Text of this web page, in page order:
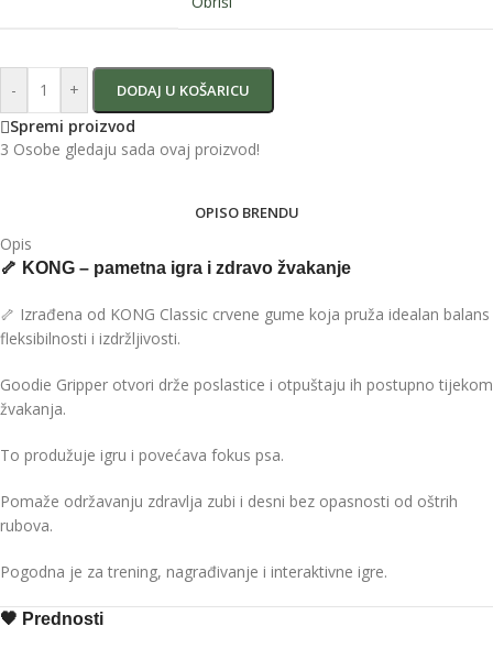
- + DODAJ U KOŠARICU
Spremi proizvod
3 Osobe gledaju sada ovaj proizvod!
OPISO BRENDU
Opis
🦴 KONG – pametna igra i zdravo žvakanje
🦴 Izrađena od KONG Classic crvene gume koja pruža idealan balans
fleksibilnosti i izdržljivosti.
Goodie Gripper otvori drže poslastice i otpuštaju ih postupno tijekom
žvakanja.
To produžuje igru i povećava fokus psa.
Pomaže održavanju zdravlja zubi i desni bez opasnosti od oštrih
rubova.
Pogodna je za trening, nagrađivanje i interaktivne igre.
🖤 Prednosti